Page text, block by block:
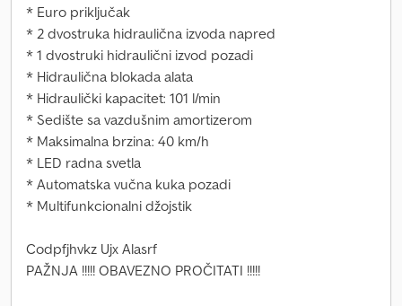
* Euro priključak
* 2 dvostruka hidraulična izvoda napred
* 1 dvostruki hidraulični izvod pozadi
* Hidraulična blokada alata
* Hidraulički kapacitet: 101 l/min
* Sedište sa vazdušnim amortizerom
* Maksimalna brzina: 40 km/h
* LED radna svetla
* Automatska vučna kuka pozadi
* Multifunkcionalni džojstik
Codpfjhvkz Ujx Alasrf
PAŽNJA !!!!! OBAVEZNO PROČITATI !!!!!